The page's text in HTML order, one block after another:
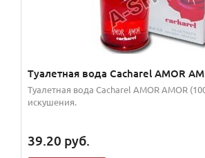
Туалетная вода Cacharel AMOR
Туалетная вода Cacharel AMOR AMOR
искушения.
39.20 руб.